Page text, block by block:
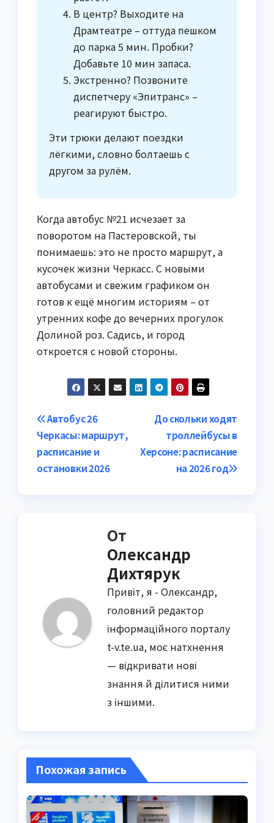
В центр? Выходите на
Драмтеатре – оттуда пешком
до парка 5 мин. Пробки?
Добавьте 10 мин запаса.
Экстренно? Позвоните
диспетчеру «Эпитранс» –
реагируют быстро.
Эти трюки делают поездки
лёгкими, словно болтаешь с
другом за рулём.
Когда автобус №21 исчезает за
поворотом на Пастеровской, ты
понимаешь: это не просто маршрут, а
кусочек жизни Черкасс. С новыми
автобусами и свежим графиком он
готов к ещё многим историям – от
утренних кофе до вечерних прогулок
Долиной роз. Садись, и город
откроется с новой стороны.
Навигация
по
записям
До скольки ходят
троллейбусы в
Херсоне: расписание
на 2026 год
Автобус 26
Черкасы: маршрут,
расписание и
остановки 2026
От
Олександр
Дихтярук
Привіт, я - Олександр,
головний редактор
інформаційного порталу
t-v.te.ua, моє натхнення
— відкривати нові
знання й ділитися ними
з іншими.
Похожая запись